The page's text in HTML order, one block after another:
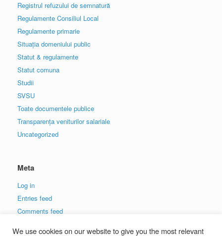
Registrul refuzului de semnatură
Regulamente Consiliul Local
Regulamente primarie
Situația domeniului public
Statut & regulamente
Statut comuna
Studii
SVSU
Toate documentele publice
Transparența veniturilor salariale
Uncategorized
Meta
Log in
Entries feed
Comments feed
We use cookies on our website to give you the most relevant